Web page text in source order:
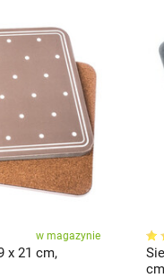
w magazynie
x 21 cm,
cm